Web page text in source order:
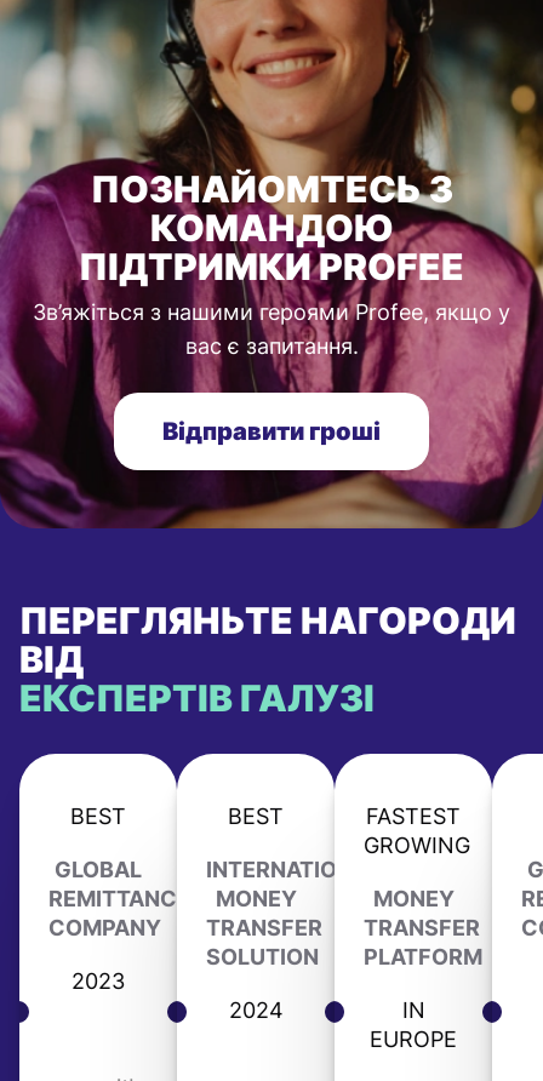
ПОЗНАЙОМТЕСЬ З
КОМАНДОЮ
ПІДТРИМКИ PROFEE
Зв’яжіться з нашими героями Profee, якщо у
вас є запитання.
Відправити гроші
ПЕРЕГЛЯНЬТЕ НАГОРОДИ
ВІД
ЕКСПЕРТІВ ГАЛУЗІ
BEST
GLOBAL
REMITTANCE
COMPANY
2023
BEST
INTERNATIONAL
MONEY
TRANSFER
SOLUTION
2024
FASTEST
GROWING
MONEY
TRANSFER
PLATFORM
IN
EUROPE